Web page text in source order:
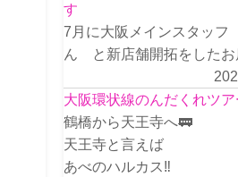
す
7月に大阪メインスタッ
ん と新店舗開拓をしたお
大阪環状線のんだくれツ
鶴橋から天王寺へ🚃
天王寺と言えば
あべのハルカス‼️